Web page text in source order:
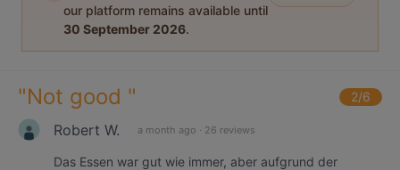
our platform remains available until
30 September 2026.
"Not good " 2/6
Robert W. a month ago · 26 reviews
Das Essen war gut wie immer, aber aufgrund der